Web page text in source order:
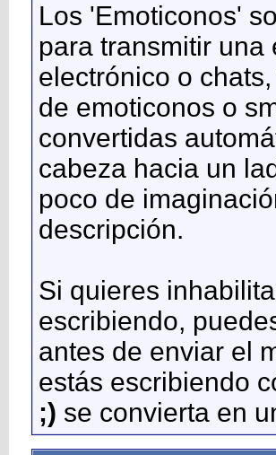
Los 'Emoticonos'
para transmitir
electrónico o
de emoticonos o
convertidas
cabeza hacia un
poco de
descripción.
Si quieres
escribiendo,
antes de enviar el
estás escribiendo
;) se convierta en